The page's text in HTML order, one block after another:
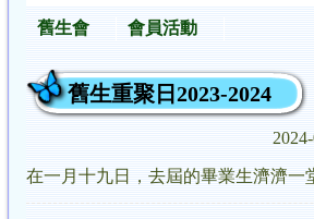
舊生會 會員活動
舊生重聚日2023-2024
在一月十九日，去屆的畢業生濟濟